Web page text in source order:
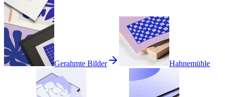
Gerahmte Bilder Hahnemühle